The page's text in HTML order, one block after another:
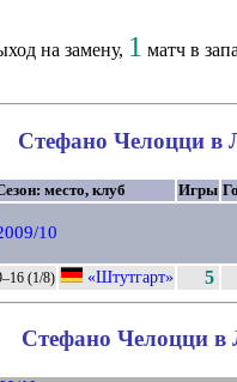
на замену, 1 матч в
Стефано Челоцци в
место, клуб Игры
10
(1/8) «Штутгарт» 5
Стефано Челоцци в